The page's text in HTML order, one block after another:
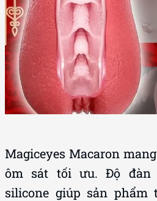
Magiceyes Macaron
ôm sát tối ưu. Độ đàn
silicone giúp sản phẩm